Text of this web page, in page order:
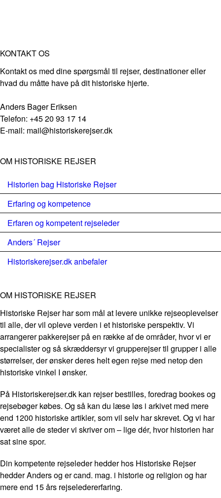
KONTAKT OS
Kontakt os med dine spørgsmål til rejser, destinationer eller
hvad du måtte have på dit historiske hjerte.
Anders Bager Eriksen
Telefon: +45 20 93 17 14
E-mail: mail@historiskerejser.dk
OM HISTORISKE REJSER
Historien bag Historiske Rejser
Erfaring og kompetence
Erfaren og kompetent rejseleder
Anders´ Rejser
Historiskerejser.dk anbefaler
OM HISTORISKE REJSER
Historiske Rejser har som mål at levere unikke rejseoplevelser
til alle, der vil opleve verden i et historiske perspektiv. Vi
arrangerer pakkerejser på en række af de områder, hvor vi er
specialister og så skræddersyr vi grupperejser til grupper i alle
størrelser, der ønsker deres helt egen rejse med netop den
historiske vinkel I ønsker.
På Historiskerejser.dk kan rejser bestilles, foredrag bookes og
rejsebøger købes. Og så kan du læse løs i arkivet med mere
end 1200 historiske artikler, som vil selv har skrevet. Og vi har
været alle de steder vi skriver om – lige dér, hvor historien har
sat sine spor.
Din kompetente rejseleder hedder hos Historiske Rejser
hedder Anders og er cand. mag. i historie og religion og har
mere end 15 års rejseledererfaring.